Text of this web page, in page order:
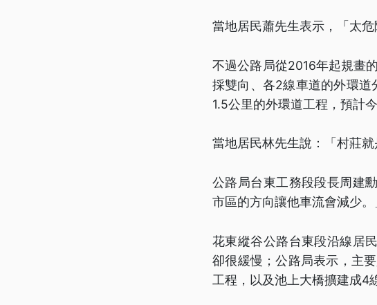
當地居民蕭先生表示，「太
不過公路局從2016年起規畫
採雙向、各2線車道的外環
1.5公里的外環道工程，預計
當地居民林先生說：「村莊
公路局台東工務段段長周建
市區的方向讓他車流會減少。
花東縱谷公路台東段沿線居
卻很緩慢；公路局表示，主
工程，以及池上大橋擴建成4